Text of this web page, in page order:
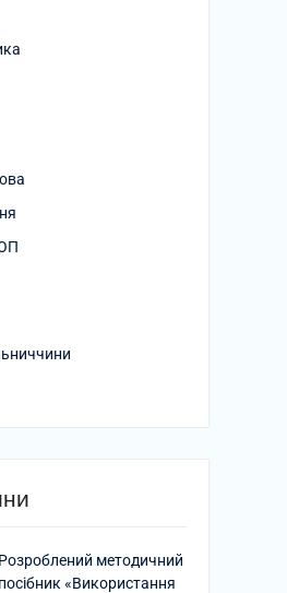
Розроблений методичний
посібник «Використання